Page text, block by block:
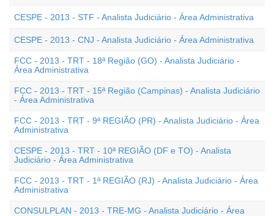
CESPE - 2013 - STF - Analista Judiciário - Área Administrativa
CESPE - 2013 - CNJ - Analista Judiciário - Área Administrativa
FCC - 2013 - TRT - 18ª Região (GO) - Analista Judiciário -
Área Administrativa
FCC - 2013 - TRT - 15ª Região (Campinas) - Analista Judiciário
- Área Administrativa
FCC - 2013 - TRT - 9ª REGIÃO (PR) - Analista Judiciário - Área
Administrativa
CESPE - 2013 - TRT - 10ª REGIÃO (DF e TO) - Analista
Judiciário - Área Administrativa
FCC - 2013 - TRT - 1ª REGIÃO (RJ) - Analista Judiciário - Área
Administrativa
CONSULPLAN - 2013 - TRE-MG - Analista Judiciário - Área